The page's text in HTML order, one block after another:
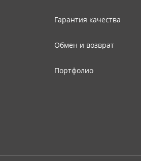
Гарантия качества
Обмен и возврат
Портфолио